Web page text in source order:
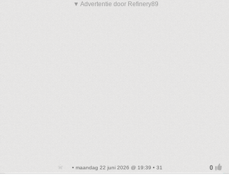
▼ Advertentie door Refinery89
• maandag 22 juni 2026 @ 19:39 • 31